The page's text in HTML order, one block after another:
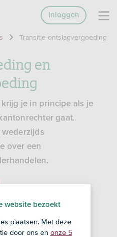
Inloggen
Transitie-ontslagvergoeding
en
je in principe als je
gaat.
over een
website bezoekt
plaatsen. Met deze
door ons en onze 5